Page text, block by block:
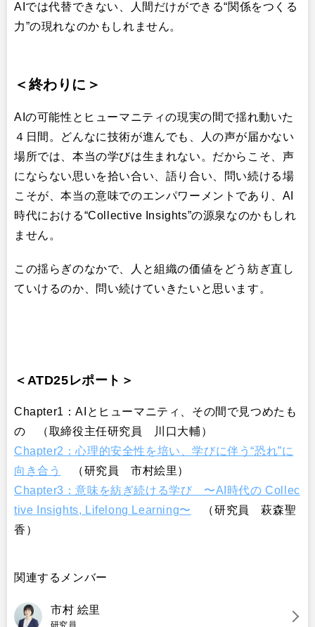
AIでは代替できない、人間だけができる“関係をつくる
力”の現れなのかもしれません。
＜終わりに＞
AIの可能性とヒューマニティの現実の間で揺れ動いた
４日間。どんなに技術が進んでも、人の声が届かない
場所では、本当の学びは生まれない。だからこそ、声
にならない思いを拾い合い、語り合い、問い続ける場
こそが、本当の意味でのエンパワーメントであり、AI
時代における“Collective Insights”の源泉なのかもしれ
ません。
この揺らぎのなかで、人と組織の価値をどう紡ぎ直し
ていけるのか、問い続けていきたいと思います。
＜ATD25レポート＞
Chapter1：AIとヒューマニティ、その間で見つめたも
の （取締役主任研究員 川口大輔）
Chapter2：心理的安全性を培い、学びに伴う“恐れ”に
向き合う
（研究員 市村絵里）
Chapter3：意味を紡ぎ続ける学び 〜AI時代の Collec
tive Insights, Lifelong Learning〜
（研究員 萩森聖
香）
関連するメンバー
市村 絵里
研究員